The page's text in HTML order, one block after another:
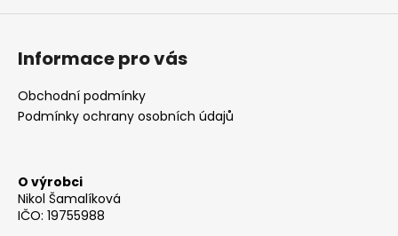
Informace pro vás
Obchodní podmínky
Podmínky ochrany osobních údajů
O výrobci
Nikol Šamalíková
IČO: 19755988